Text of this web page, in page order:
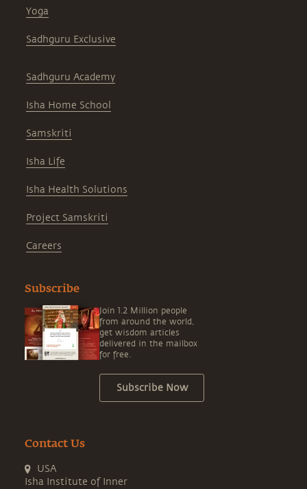
Yoga
Sadhguru Exclusive
Sadhguru Academy
Isha Home School
Samskriti
Isha Life
Isha Health Solutions
Project Samskriti
Careers
Subscribe
Join 1.2 Million people
from around the world,
get wisdom articles
delivered in the mailbox
for free.
Subscribe Now
Contact Us
USA
Isha Institute of Inner